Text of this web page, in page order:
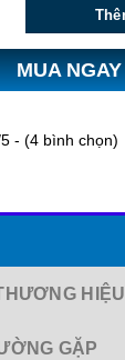
MUA NGAY
- (4 bình chọn)
HIỆU
GẶP